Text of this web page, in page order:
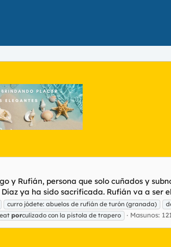
y Rufián, persona que solo cuñados y
ya ha sido sacrificada. Rufián va a ser
curro jódete: abuelos de rufián de turón (granada)
porculizado con la pistola de trapero Masunos: